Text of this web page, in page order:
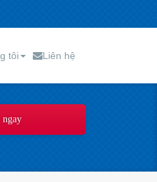
tôi Liên hệ